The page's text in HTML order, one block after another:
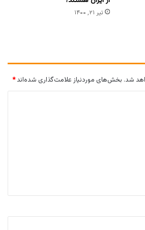
تیر ۲۱, ۱۴۰۰
شد. بخش‌های موردنیاز علامت‌گذاری شده‌اند*